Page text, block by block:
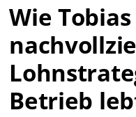
Wie
Betrieb